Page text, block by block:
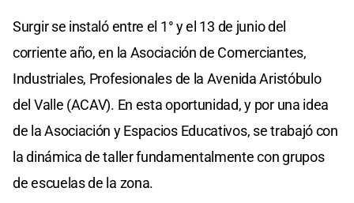
Surgir se instaló entre el 1° y el 13 de junio del
corriente año, en la Asociación de Comerciantes,
Industriales, Profesionales de la Avenida Aristóbulo
del Valle (ACAV). En esta oportunidad, y por una idea
de la Asociación y Espacios Educativos, se trabajó con
la dinámica de taller fundamentalmente con grupos
de escuelas de la zona.